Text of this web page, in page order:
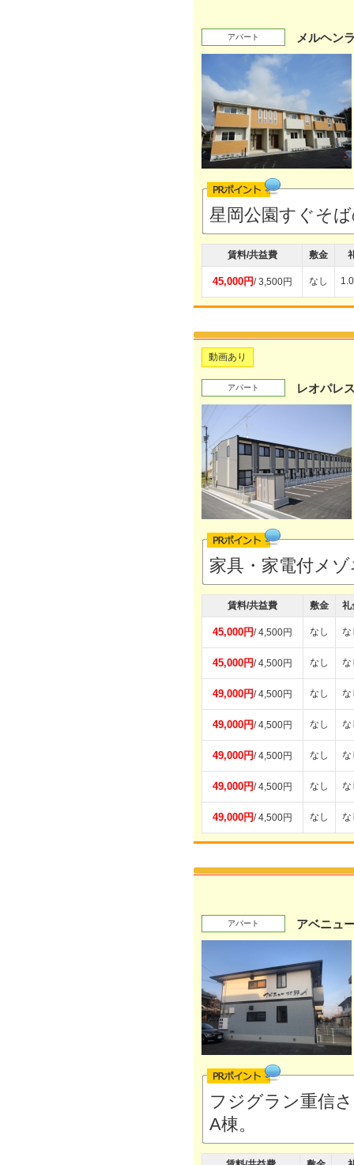
アパート メルヘン
星岡公園すぐそ
賃料/共益費 敷金
45,000円/ 3,500円 なし
動画あり
アパート レオパレ
家具・家電付メ
賃料/共益費 敷金 礼
45,000円/ 4,500円 なし な
45,000円/ 4,500円 なし な
49,000円/ 4,500円 なし な
49,000円/ 4,500円 なし な
49,000円/ 4,500円 なし な
49,000円/ 4,500円 なし な
49,000円/ 4,500円 なし な
アパート アベニュ
フジグラン重信
A棟。